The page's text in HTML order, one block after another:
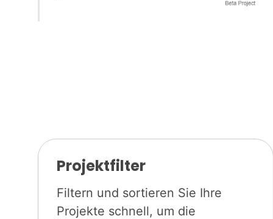
Projektfilter
Filtern und sortieren Sie Ihre
Projekte schnell, um die